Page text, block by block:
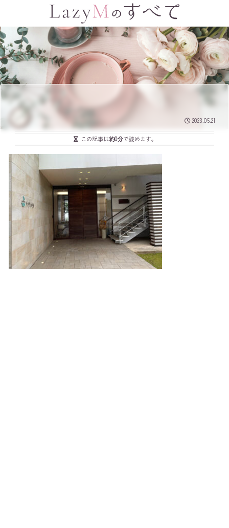
2023.05.21
この記事は約0分で読めます。